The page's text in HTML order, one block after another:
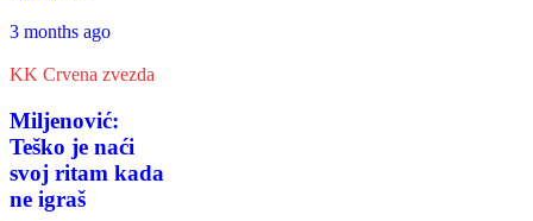
3 months ago
KK Crvena zvezda
Miljenović:
Teško je naći
svoj ritam kada
ne igraš